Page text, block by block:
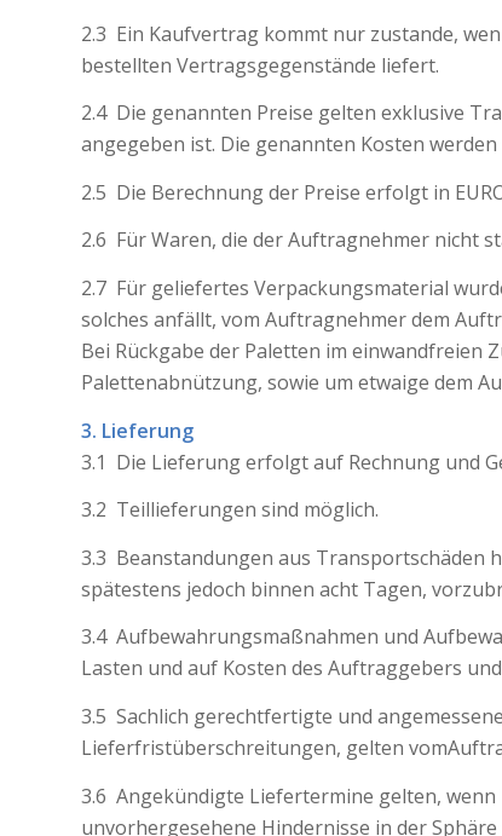
2.3 Ein Kaufvertrag kommt nur zustande,
bestellten Vertragsgegenstände liefert.
2.4 Die genannten Preise gelten exklusive
angegeben ist. Die genannten Kosten
2.5 Die Berechnung der Preise erfolgt in
2.6 Für Waren, die der Auftragnehmer nicht
2.7 Für geliefertes Verpackungsmaterial
solches anfällt, vom Auftragnehmer dem
Bei Rückgabe der Paletten im einwandfreien
Palettenabnützung, sowie um etwaige dem
3. Lieferung
3.1 Die Lieferung erfolgt auf Rechnung und
3.2 Teillieferungen sind möglich.
3.3 Beanstandungen aus
spätestens jedoch binnen acht Tagen,
3.4 Aufbewahrungsmaßnahmen und
Lasten und auf Kosten des Auftraggebers
3.5 Sachlich gerechtfertigte und
Lieferfristüberschreitungen, gelten
3.6 Angekündigte Liefertermine gelten,
unvorhergesehene Hindernisse in der